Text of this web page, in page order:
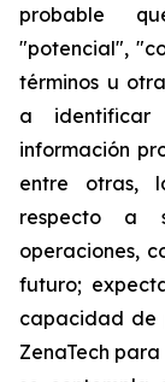
probable
"potencial",
términos u
a identificar
información
entre otras,
respecto a
operaciones,
futuro;
capacidad de
ZenaTech